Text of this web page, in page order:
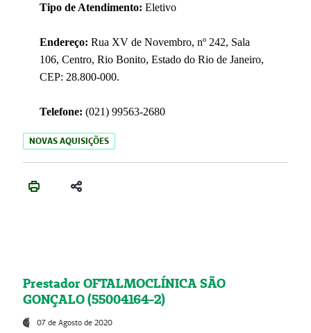
Tipo de Atendimento: Eletivo
Endereço: Rua XV de Novembro, nº 242, Sala
106, Centro, Rio Bonito, Estado do Rio de Janeiro,
CEP: 28.800-000.
Telefone: (021) 99563-2680
NOVAS AQUISIÇÕES
Prestador OFTALMOCLÍNICA SÃO
GONÇALO (55004164-2)
07 de Agosto de 2020